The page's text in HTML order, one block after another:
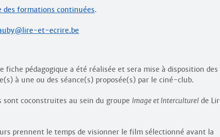
des formations continuées.
et-ecrire.be
fiche pédagogique a été réalisée et sera mise à disposition des
à une ou des séance(s) proposée(s) par le ciné-club.
sont coconstruites au sein du groupe Image et Interculturel de
prennent le temps de visionner le film sélectionné avant la